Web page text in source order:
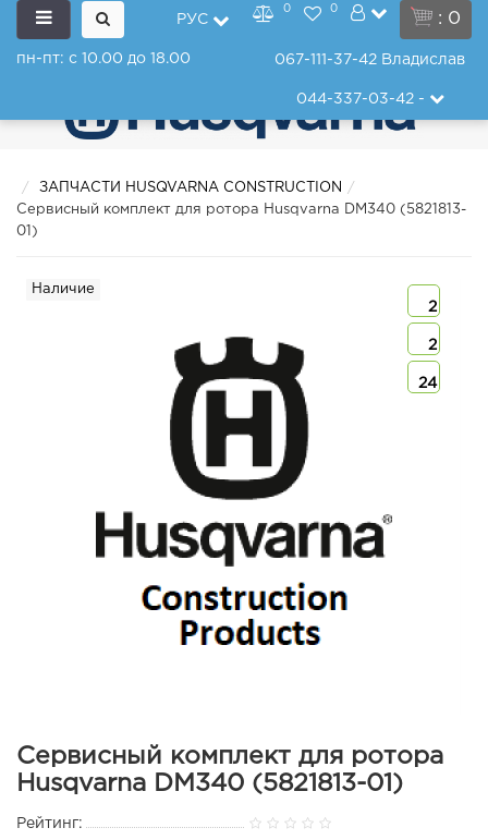
: 0
РУС
0 0
пн-пт: с 10.00 до 18.00 067-111-37-42 Владислав
044-337-03-42-
ЗАПЧАСТИ HUSQVARNA CONSTRUCTION
Сервисный комплект для ротора Husqvarna DM340 (5821813-
01)
2
2
24
Наличие
Сервисный комплект для ротора
Husqvarna DM340 (5821813-01)
Рейтинг: